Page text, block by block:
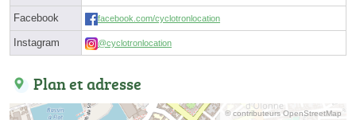
Facebook facebook.com/cyclotronlocation
Instagram @cyclotronlocation
Plan et adresse
© contributeurs OpenStreetMap